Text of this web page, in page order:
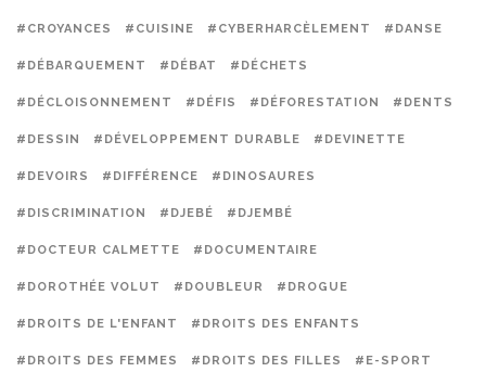
#CROYANCES #CUISINE #CYBERHARCÈLEMENT #DANSE
#DÉBARQUEMENT #DÉBAT #DÉCHETS
#DÉCLOISONNEMENT #DÉFIS #DÉFORESTATION #DENTS
#DESSIN #DÉVELOPPEMENT DURABLE #DEVINETTE
#DEVOIRS #DIFFÉRENCE #DINOSAURES
#DISCRIMINATION #DJEBÉ #DJEMBÉ
#DOCTEUR CALMETTE #DOCUMENTAIRE
#DOROTHÉE VOLUT #DOUBLEUR #DROGUE
#DROITS DE L'ENFANT #DROITS DES ENFANTS
#DROITS DES FEMMES #DROITS DES FILLES #E-SPORT